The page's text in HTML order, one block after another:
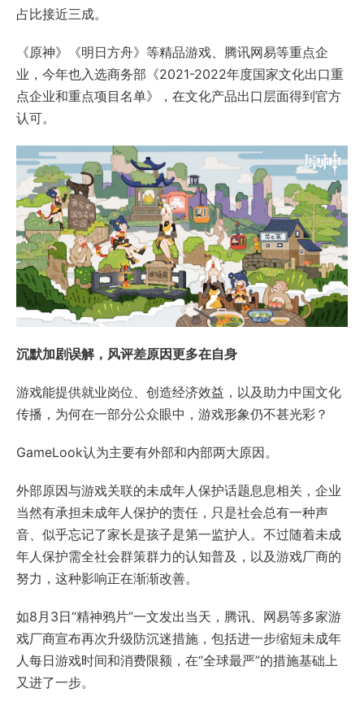
占比接近三成。
《原神》《明日方舟》等精品游戏、腾讯网易等重点企
业，今年也入选商务部《2021-2022年度国家文化出口重
点企业和重点项目名单》，在文化产品出口层面得到官方
认可。
沉默加剧误解，风评差原因更多在自身
游戏能提供就业岗位、创造经济效益，以及助力中国文化
传播，为何在一部分公众眼中，游戏形象仍不甚光彩？
GameLook认为主要有外部和内部两大原因。
外部原因与游戏关联的未成年人保护话题息息相关，企业
当然有承担未成年人保护的责任，只是社会总有一种声
音、似乎忘记了家长是孩子是第一监护人。不过随着未成
年人保护需全社会群策群力的认知普及，以及游戏厂商的
努力，这种影响正在渐渐改善。
如8月3日“精神鸦片”一文发出当天，腾讯、网易等多家游
戏厂商宣布再次升级防沉迷措施，包括进一步缩短未成年
人每日游戏时间和消费限额，在“全球最严”的措施基础上
又进了一步。